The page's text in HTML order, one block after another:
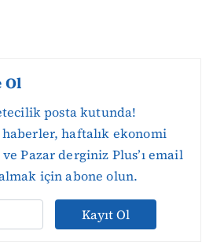
Ol
posta kutunda!
haftalık ekonomi
Pazar derginiz Plus’ı email
için abone olun.
Kayıt Ol